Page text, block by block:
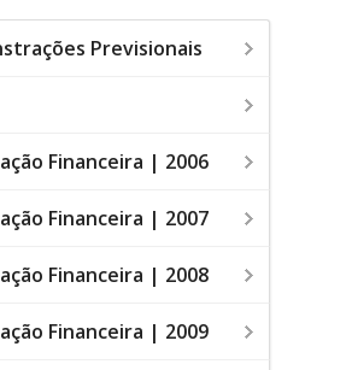
Previsionais
Financeira | 2006
Financeira | 2007
Financeira | 2008
Financeira | 2009